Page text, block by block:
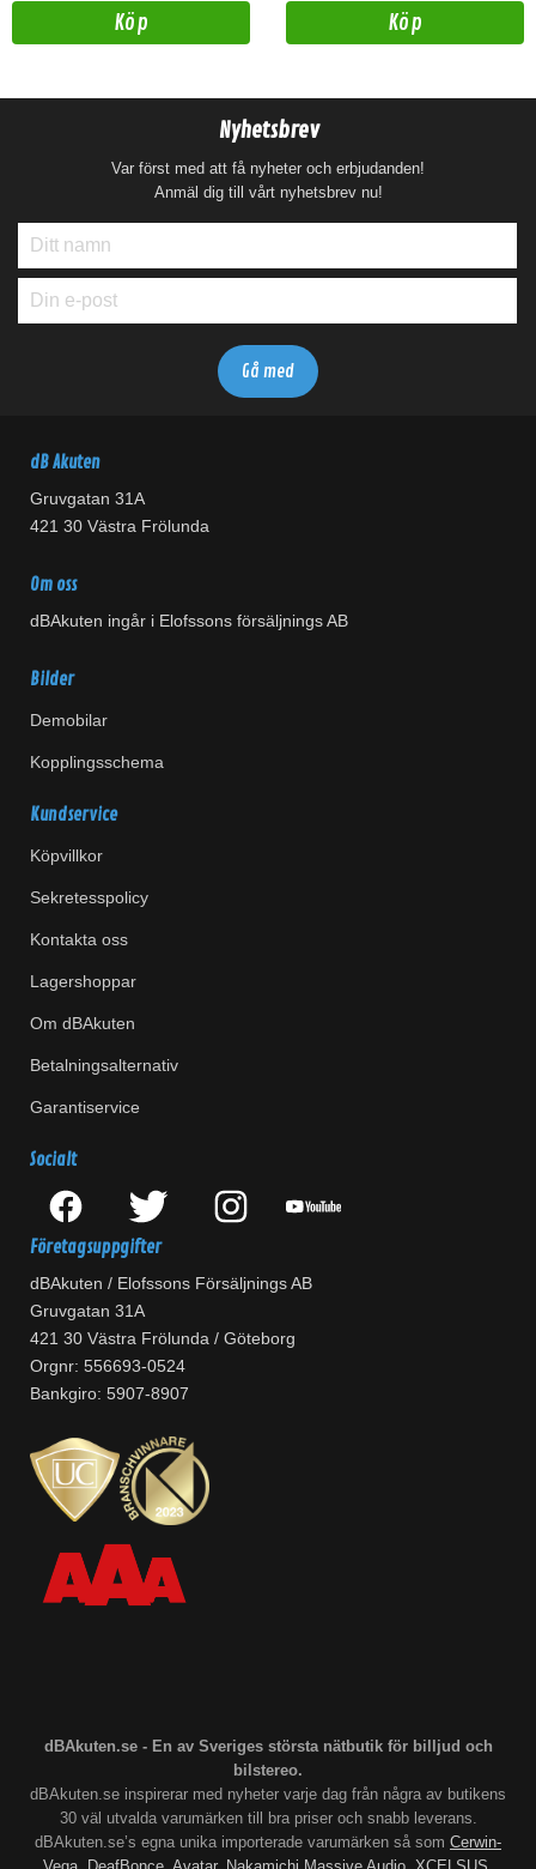
Köp Köp
Nyhetsbrev
Var först med att få nyheter och erbjudanden!
Anmäl dig till vårt nyhetsbrev nu!
dB Akuten
Gruvgatan 31A
421 30 Västra Frölunda
Om oss
dBAkuten ingår i Elofssons försäljnings AB
Bilder
Demobilar
Kopplingsschema
Kundservice
Köpvillkor
Sekretesspolicy
Kontakta oss
Lagershoppar
Om dBAkuten
Betalningsalternativ
Garantiservice
Socialt
Företagsuppgifter
dBAkuten / Elofssons Försäljnings AB
Gruvgatan 31A
421 30 Västra Frölunda / Göteborg
Orgnr: 556693-0524
Bankgiro: 5907-8907
dBAkuten.se - En av Sveriges största nätbutik för billjud och
bilstereo.
dBAkuten.se inspirerar med nyheter varje dag från några av butikens
30 väl utvalda varumärken till bra priser och snabb leverans.
dBAkuten.se’s egna unika importerade varumärken så som Cerwin-